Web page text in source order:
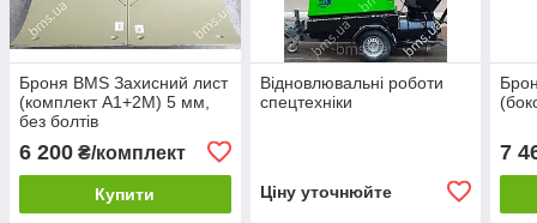
Броня BMS Захисний лист
(комплект А1+2М) 5 мм,
без болтів
6 200 ₴/комплект
Купити
Відновлювальні роботи
спецтехніки
Ціну уточнюйте
7